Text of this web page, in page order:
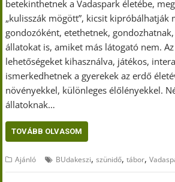
betekinthetnek a Vadaspark életébe,
„kulisszák mögött”, kicsit kipróbálhatják
gondozóként, etethetnek,
állatokat is, amiket más látogató nem.
lehetőségeket kihasználva, játékos,
ismerkedhetnek a gyerekek az erdő
növényekkel, különleges élőlényekkel.
állatoknak…
TOVÁBB OLVASOM
Ajánló BUdakeszi,szünidő,tábor,